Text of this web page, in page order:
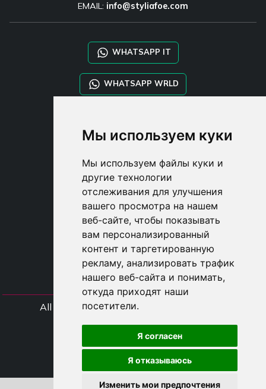
Мы используем куки
Мы используем файлы куки и
другие технологии
отслеживания для улучшения
вашего просмотра на нашем
веб-сайте, чтобы показывать
вам персонализированный
контент и таргетированную
рекламу, анализировать трафик
нашего веб-сайта и понимать,
откуда приходят наши
посетители.
Я согласен
Я отказываюсь
Изменить мои предпочтения
EMAIL: info@styliafoe.com
WHATSAPP IT
WHATSAPP WRLD
SHOP B2B
DROPSHIPPING
USER
SUBSCRIBE
ВОЙДИТЕ
All rights Styliafoe s.r.l. © 2025 - Код НДС
Follow us